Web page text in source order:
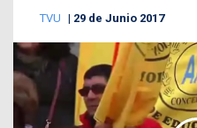
TVU 29 de Junio 2017